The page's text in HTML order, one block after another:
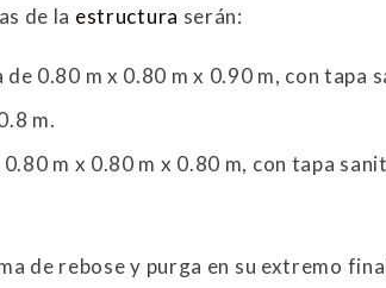
de la estructura serán:
de 0.80 m x 0.80 m x 0.90 m, con tapa
m.
0.80 m x 0.80 m x 0.80 m, con tapa
de rebose y purga en su extremo